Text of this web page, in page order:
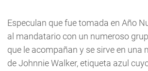
Especulan que fue tomada en Año
al mandatario con un numeroso
que le acompañan y se sirve en una
de Johnnie Walker, etiqueta azul